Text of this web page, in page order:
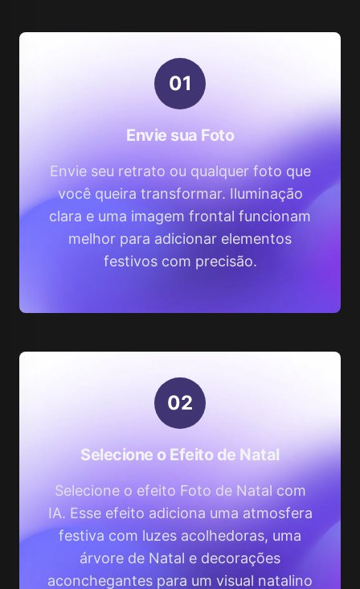
01
Envie sua Foto
Envie seu retrato ou qualquer foto que
você queira transformar. Iluminação
clara e uma imagem frontal funcionam
melhor para adicionar elementos
festivos com precisão.
02
Selecione o Efeito de Natal
Selecione o efeito Foto de Natal com
IA. Esse efeito adiciona uma atmosfera
festiva com luzes acolhedoras, uma
árvore de Natal e decorações
aconchegantes para um visual natalino